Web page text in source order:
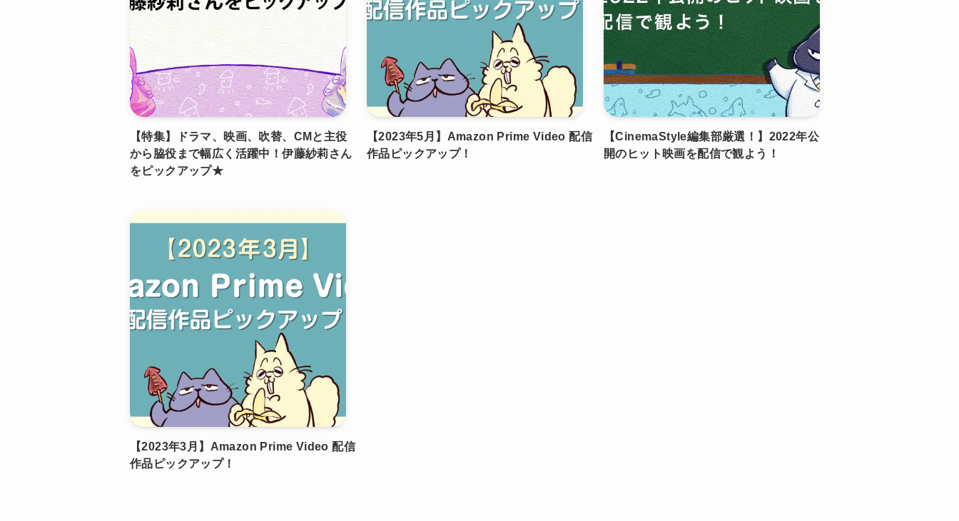
【特集】ドラマ、映画、吹替、CMと主役
から脇役まで幅広く活躍中！伊藤紗莉さん
をピックアップ★
【2023年5月】Amazon Prime Video 配信
作品ピックアップ！
【CinemaStyle編集部厳選！】2022年公
開のヒット映画を配信で観よう！
【2023年3月】Amazon Prime Video 配信
作品ピックアップ！